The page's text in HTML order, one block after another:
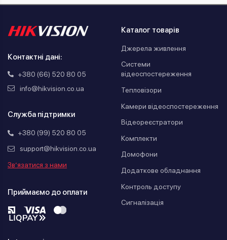
Контактні дані:
+380 (66) 520 80 05
info@hikvision.co.ua
Служба підтримки
+380 (99) 520 80 05
support@hikvision.co.ua
Зв’язатися з нами
Приймаємо до оплати
Каталог товарів
Джерела живлення
Системи
відеоспостереження
Тепловізори
Камери відеоспостереження
Відеореєстратори
Комплекти
Домофони
Додаткове обладнання
Контроль доступу
Сигналізація